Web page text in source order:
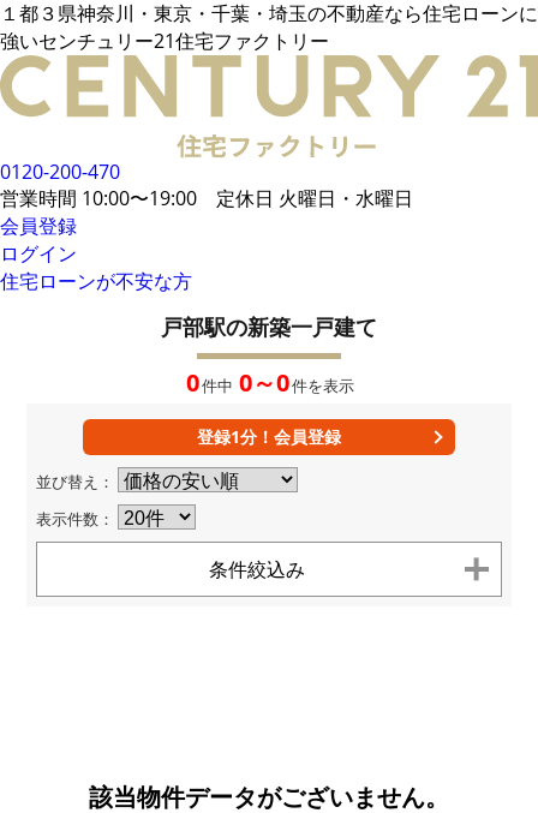
１都３県神奈川・東京・千葉・埼玉の不動産なら住宅ローンに
強いセンチュリー21住宅ファクトリー
0120-200-470
営業時間 10:00〜19:00 定休日 火曜日・水曜日
会員登録
ログイン
住宅ローンが不安な方
電話でご相談
メールでご相談
来店予約
LINEでお問い合わせ
お悩み例
その他借入がある場合
統計データ
借入事例
住宅ローンに強い
住宅ローン内緒話
無料会員登録はこちら
ログイン
お気に入り一覧
所在地から探す
路線・駅から探す
新着物件
センチュリー21とは
個人情報保護方針
戸部駅の新築一戸建て
0件中 0～0件を表示
登録1分！会員登録
並び替え：
表示件数：
条件絞込み
該当物件データがございません。